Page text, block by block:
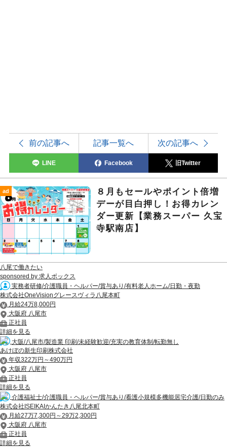
前の記事へ 記事一覧へ 次の記事へ
LINE Facebook 旧Twitter
ad
８月もセールやポイント倍増
デーが目白押し！お得カレン
ダー更新 【業務スーパー 久宝
寺駅南店】
八尾で働きたい
sponsored by 求人ボックス
実務者研修/介護職員・ヘルパー/賞与あり/有料老人ホーム/日勤・夜勤
株式会社OneVisionグレースヴィラ八尾本町
月給24万8,000円
大阪府 八尾市
正社員
詳細を見る
大阪/八尾市/製造業 印刷/未経験歓迎/充実の教育体制/転勤無し
あけぼの新生印刷株式会社
年収322万円～490万円
大阪府 八尾市
正社員
詳細を見る
介護福祉士/介護職員・ヘルパー/賞与あり/看護小規模多機能居宅介護/日勤のみ
株式会社ISEIKAIかんたき八尾北本町
月給27万7,300円～29万2,300円
大阪府 八尾市
正社員
詳細を見る